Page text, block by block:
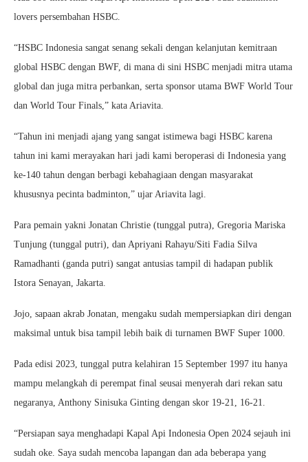
lovers persembahan HSBC.
“HSBC Indonesia sangat senang sekali dengan kelanjutan kemitraan
global HSBC dengan BWF, di mana di sini HSBC menjadi mitra utama
global dan juga mitra perbankan, serta sponsor utama BWF World Tour
dan World Tour Finals,” kata Ariavita.
“Tahun ini menjadi ajang yang sangat istimewa bagi HSBC karena
tahun ini kami merayakan hari jadi kami beroperasi di Indonesia yang
ke-140 tahun dengan berbagi kebahagiaan dengan masyarakat
khususnya pecinta badminton,” ujar Ariavita lagi.
Para pemain yakni Jonatan Christie (tunggal putra), Gregoria Mariska
Tunjung (tunggal putri), dan Apriyani Rahayu/Siti Fadia Silva
Ramadhanti (ganda putri) sangat antusias tampil di hadapan publik
Istora Senayan, Jakarta.
Jojo, sapaan akrab Jonatan, mengaku sudah mempersiapkan diri dengan
maksimal untuk bisa tampil lebih baik di turnamen BWF Super 1000.
Pada edisi 2023, tunggal putra kelahiran 15 September 1997 itu hanya
mampu melangkah di perempat final seusai menyerah dari rekan satu
negaranya, Anthony Sinisuka Ginting dengan skor 19-21, 16-21.
“Persiapan saya menghadapi Kapal Api Indonesia Open 2024 sejauh ini
sudah oke. Saya sudah mencoba lapangan dan ada beberapa yang